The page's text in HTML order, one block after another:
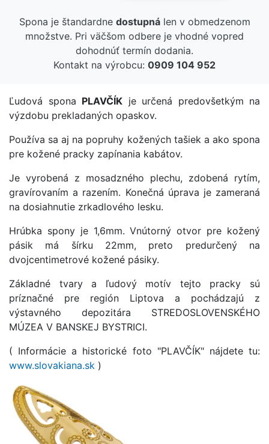
Spona je štandardne dostupnálen v obmedzenom
množstve. Pri väčšom odbere je vhodné vopred
dohodnúť termín dodania.
Kontakt na výrobcu: 0909 104 952
Ľudová spona PLAVČÍK je určená predovšetkým na
výzdobu prekladaných opaskov.
Používa sa aj na popruhy kožených tašiek a ako spona
pre kožené pracky zapínania kabátov.
Je vyrobená z mosadzného plechu, zdobená rytím,
gravírovaním a razením. Konečná úprava je zameraná
na dosiahnutie zrkadlového lesku.
Hrúbka spony je 1,6mm. Vnútorný otvor pre kožený
pásik má šírku 22mm, preto predurčený na
dvojcentimetrové kožené pásiky.
Základné tvary a ľudový motív tejto pracky sú
príznačné pre región Liptova a pochádzajú z
výstavného depozitára STREDOSLOVENSKÉHO
MÚZEA V BANSKEJ BYSTRICI.
( Informácie a historické foto "PLAVČÍK" nájdete tu:
www.slovakiana.sk )